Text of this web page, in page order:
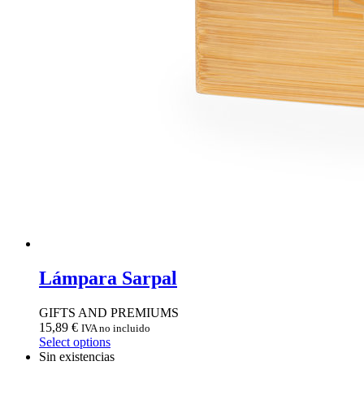
Lámpara Sarpal
GIFTS AND PREMIUMS
15,89 € IVA no incluido
Select options
Sin existencias